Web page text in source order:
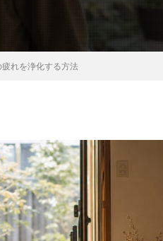
疲れを浄化する方法